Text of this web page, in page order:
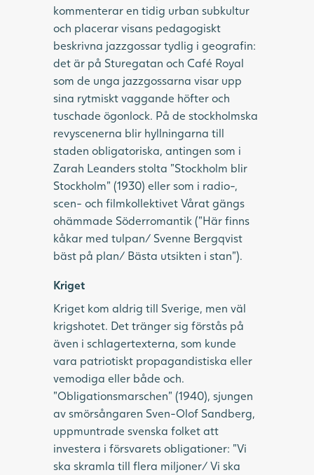
kommenterar en tidig urban subkultur
och placerar visans pedagogiskt
beskrivna jazzgossar tydlig i geografin:
det är på Sturegatan och Café Royal
som de unga jazzgossarna visar upp
sina rytmiskt vaggande höfter och
tuschade ögonlock. På de stockholmska
revyscenerna blir hyllningarna till
staden obligatoriska, antingen som i
Zarah Leanders stolta ”Stockholm blir
Stockholm” (1930) eller som i radio-,
scen- och filmkollektivet Vårat gängs
ohämmade Söderromantik (”Här finns
kåkar med tulpan/ Svenne Bergqvist
bäst på plan/ Bästa utsikten i stan”).
Kriget
Kriget kom aldrig till Sverige, men väl
krigshotet. Det tränger sig förstås på
även i schlagertexterna, som kunde
vara patriotiskt propagandistiska eller
vemodiga eller både och.
”Obligationsmarschen” (1940), sjungen
av smörsångaren Sven-Olof Sandberg,
uppmuntrade svenska folket att
investera i försvarets obligationer: ”Vi
ska skramla till flera miljoner/ Vi ska